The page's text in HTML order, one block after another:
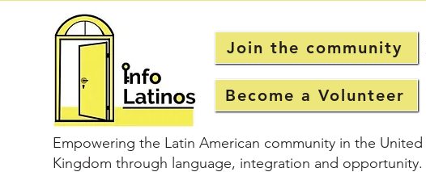
Join the community
Become a Volunteer
Empowering the Latin American community in the United
Kingdom through language, integration and opportunity.